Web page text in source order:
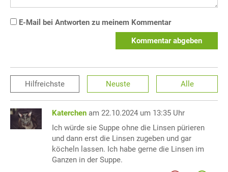
E-Mail bei Antworten zu meinem Kommentar
Kommentar abgeben
Hilfreichste Neuste Alle
Katerchen am 22.10.2024 um 13:35 Uhr
Ich würde sie Suppe ohne die Linsen pürieren
und dann erst die Linsen zugeben und gar
köcheln lassen. Ich habe gerne die Linsen im
Ganzen in der Suppe.